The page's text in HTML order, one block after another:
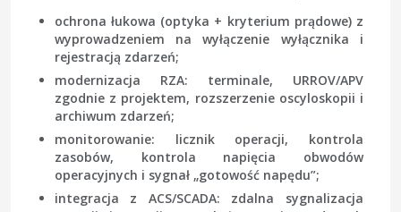
ochrona łukowa (optyka + kryterium prądowe) z
wyprowadzeniem na wyłączenie wyłącznika i
rejestracją zdarzeń;
modernizacja RZA: terminale, URROV/APV
zgodnie z projektem, rozszerzenie oscyloskopii i
archiwum zdarzeń;
monitorowanie: licznik operacji, kontrola
zasobów, kontrola napięcia obwodów
operacyjnych i sygnał „gotowość napędu”;
integracja z ACS/SCADA: zdalna sygnalizacja